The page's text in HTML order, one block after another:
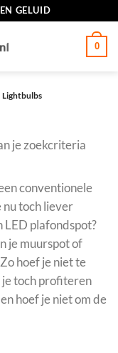
GELUID
0
Lightbulbs
je zoekcriteria
conventionele
nu toch liever
LED plafondspot?
je muurspot of
hoef je niet te
je toch profiteren
hoef je niet om de